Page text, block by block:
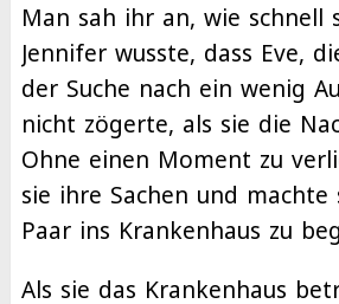
Man sah ihr an, wie schnell
Jennifer wusste, dass Eve,
der Suche nach ein wenig
nicht zögerte, als sie die
Ohne einen Moment zu
sie ihre Sachen und machte
Paar ins Krankenhaus zu
Als sie das Krankenhaus